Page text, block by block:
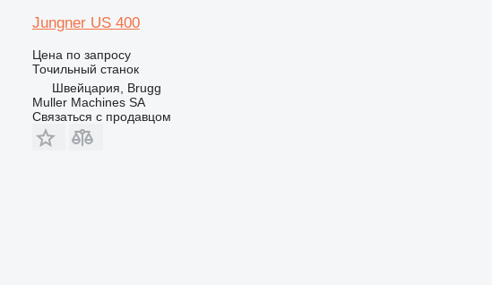
Jungner US 400
Цена по запросу
Точильный станок
Швейцария, Brugg
Muller Machines SA
Связаться с продавцом